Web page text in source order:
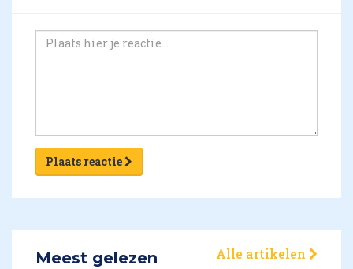
Plaats reactie
Meest gelezen Alle artikelen